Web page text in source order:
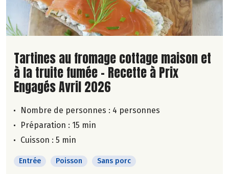
Lire la suite de la recette
Tartines au fromage cottage maison et
à la truite fumée - Recette à Prix
Engagés Avril 2026
Nombre de personnes : 4 personnes
Préparation : 15 min
Cuisson : 5 min
Entrée Poisson Sans porc